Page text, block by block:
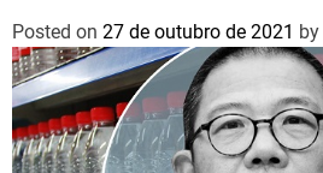
Posted on 27 de outubro de 2021 by